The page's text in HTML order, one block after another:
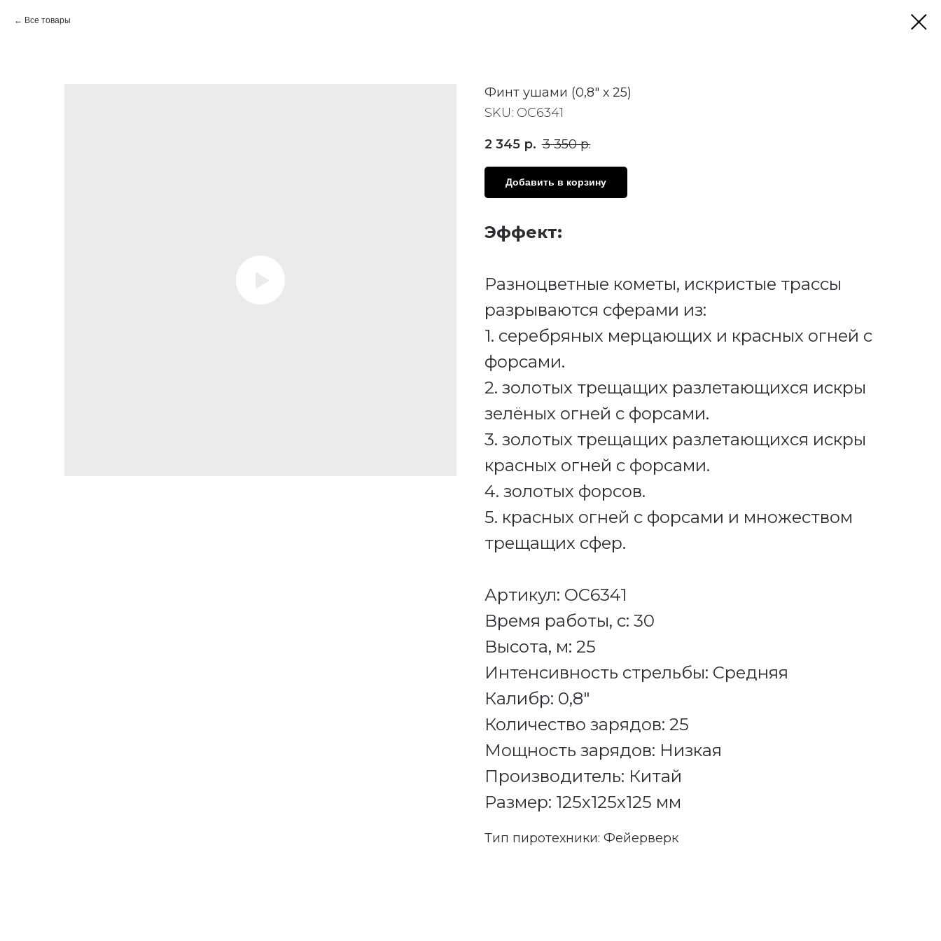
Все товары
Финт ушами (0,8" х 25)
SKU: ОС6341
2 345 р. 3 350 р.
Добавить в корзину
Эффект:
Разноцветные кометы, искристые трассы
разрываются сферами из:
1. серебряных мерцающих и красных огней с
форсами.
2. золотых трещащих разлетающихся искры
зелёных огней с форсами.
3. золотых трещащих разлетающихся искры
красных огней с форсами.
4. золотых форсов.
5. красных огней с форсами и множеством
трещащих сфер.
Артикул: ОС6341
Время работы, с: 30
Высота, м: 25
Интенсивность стрельбы: Средняя
Калибр: 0,8"
Количество зарядов: 25
Мощность зарядов: Низкая
Производитель: Китай
Размер: 125х125х125 мм
Тип пиротехники: Фейерверк